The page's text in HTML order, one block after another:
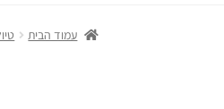
עמוד הבית